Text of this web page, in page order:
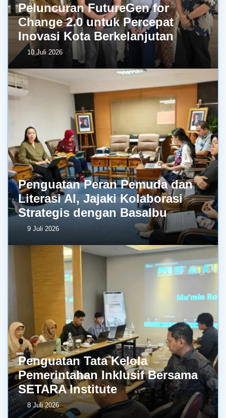
Peluncuran FutureGen for
Change 2.0 untuk Percepat
Inovasi Kota Berkelanjutan
10 Juli 2026
Penguatan Peran Pemuda dan
Literasi AI, Jajaki Kolaborasi
Strategis dengan BasaIbu
9 Juli 2026
Penguatan Tata Kelola
Pemerintahan Inklusif Bersama
SETARA Institute
8 Juli 2026